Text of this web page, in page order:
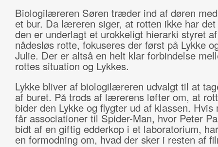
Biologilæreren Søren træder ind af døren
et bur. Da læreren siger, at rotten ikke har
den er underlagt et urokkeligt hierarki styret
nådesløs rotte, fokuseres der først på Lykke
Julie. Der er altså en helt klar forbindelse
rottes situation og Lykkes.
Lykke bliver af biologilæreren udvalgt til at
af buret. På trods af lærerens løfter om, at
bider den Lykke og flygter ud af klassen. Hvis
får associationer til Spider-Man, hvor Peter
bidt af en giftig edderkop i et laboratorium,
en formodning om, hvad der sker i resten af